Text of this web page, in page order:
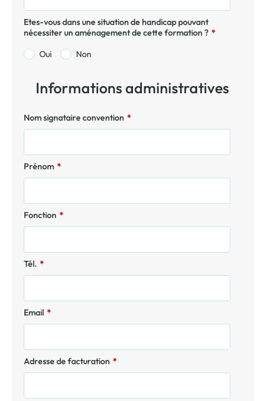
Etes-vous dans une situation de handicap pouvant
nécessiter un aménagement de cette formation ? *
Oui
Non
Informations administratives
Nom signataire convention *
Prénom *
Fonction *
Tél. *
Email *
Adresse de facturation *